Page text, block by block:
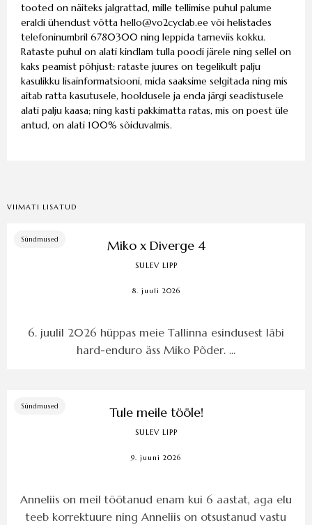
tooted on näiteks jalgrattad, mille tellimise puhul palume
eraldi ühendust võtta hello@vo2cyclab.ee või helistades
telefoninumbril 6780300 ning leppida tarneviis kokku.
Rataste puhul on alati kindlam tulla poodi järele ning sellel on
kaks peamist põhjust: rataste juures on tegelikult palju
kasulikku lisainformatsiooni, mida saaksime selgitada ning mis
aitab ratta kasutusele, hooldusele ja enda järgi seadistusele
alati palju kaasa; ning kasti pakkimatta ratas, mis on poest üle
antud, on alati 100% sõiduvalmis.
VIIMATI LISATUD
Sündmused Miko x Diverge 4
SULEV LIPP
8. juuli 2026
6. juulil 2026 hüppas meie Tallinna esindusest läbi
hard-enduro äss Miko Põder. ...
Sündmused Tule meile tööle!
SULEV LIPP
9. juuni 2026
Anneliis on meil töötanud enam kui 6 aastat, aga elu
teeb korrektuure ning Anneliis on otsustanud vastu